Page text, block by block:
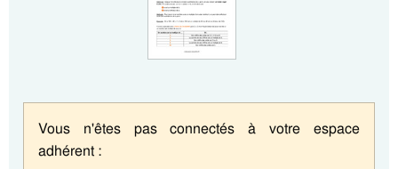
Vous n'êtes pas connectés à votre espace
adhérent :